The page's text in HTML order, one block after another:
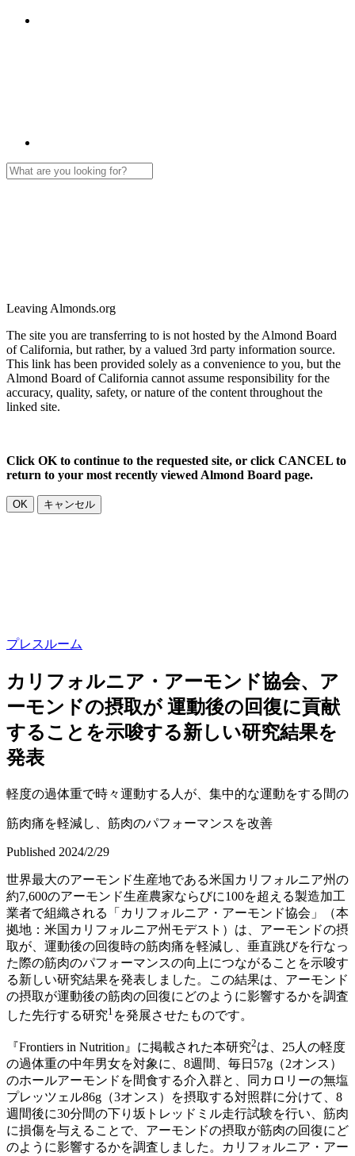
Leaving Almonds.org
The site you are transferring to is not hosted by the Almond Board
of California, but rather, by a valued 3rd party information source.
This link has been provided solely as a convenience to you, but the
Almond Board of California cannot assume responsibility for the
accuracy, quality, safety, or nature of the content throughout the
linked site.
Click OK to continue to the requested site, or click CANCEL to
return to your most recently viewed Almond Board page.
OK キャンセル
プレスルーム
カリフォルニア・アーモンド協会、ア
ーモンドの摂取が 運動後の回復に貢献
することを示唆する新しい研究結果を
発表
軽度の過体重で時々運動する人が、集中的な運動をする間の
筋肉痛を軽減し、筋肉のパフォーマンスを改善
Published 2024/2/29
世界最大のアーモンド生産地である米国カリフォルニア州の
約7,600のアーモンド生産農家ならびに100を超える製造加工
業者で組織される「カリフォルニア・アーモンド協会」（本
拠地：米国カリフォルニア州モデスト）は、 アーモンドの摂
取が、運動後の回復時の筋肉痛を軽減し、垂直跳びを行なっ
た際の筋肉のパフォーマンスの向上につながることを示唆す
る新しい研究結果を発表しました。この結果は、アーモンド
の摂取が運動後の筋肉の回復にどのように影響するかを調査
した先行する研究1 を発展させたものです。
『Frontiers in Nutrition』に掲載された本研究2は、25人の軽度
の過体重の中年男女を対象に、8週間、毎日57g（2オンス）
のホールアーモンドを間食する介入群と、同カロリーの無塩
プレッツェル86g（3オンス）を摂取する対照群に分けて、8
週間後に30分間の下り坂トレッドミル走行試験を行い、筋肉
に損傷を与えることで、アーモンドの摂取が筋肉の回復にど
のように影響するかを調査しました。カリフォルニア・アー